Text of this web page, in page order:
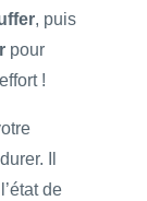
, puis
pour
!
Il
de